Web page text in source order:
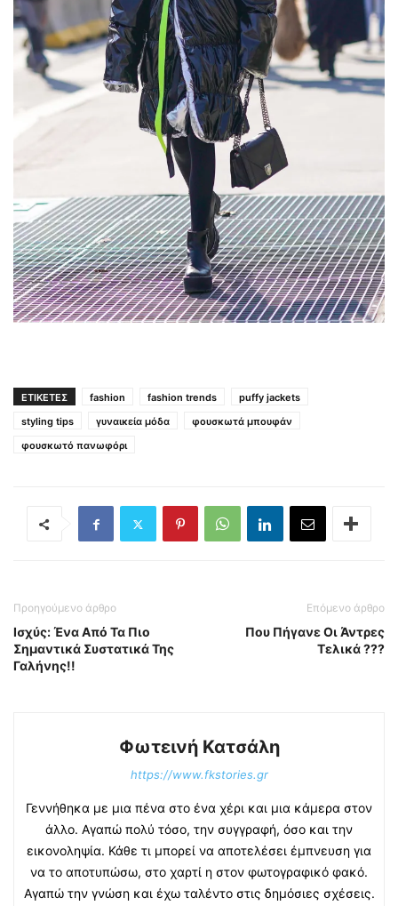
ΕΤΙΚΕΤΕΣ fashion fashion trends
puffy jackets
styling tips
γυναικεία μόδα
φουσκωτά μπουφάν
φουσκωτό πανωφόρι
Προηγούμενο άρθρο
Ισχύς: Ένα Από Τα Πιο
Σημαντικά Συστατικά Της
Γαλήνης!!
Επόμενο άρθρο
Που Πήγανε Οι Άντρες
Τελικά ???
Φωτεινή Κατσάλη
https://www.fkstories.gr
Γεννήθηκα με μια πένα στο ένα χέρι και μια κάμερα στον
άλλο. Αγαπώ πολύ τόσο, την συγγραφή, όσο και την
εικονοληψία. Κάθε τι μπορεί να αποτελέσει έμπνευση για
να το αποτυπώσω, στο χαρτί η στον φωτογραφικό φακό.
Αγαπώ την γνώση και έχω ταλέντο στις δημόσιες σχέσεις.